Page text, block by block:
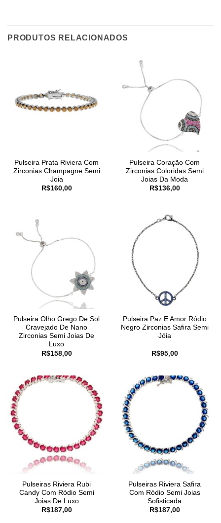
PRODUTOS RELACIONADOS
Pulseira Prata Riviera Com
Zirconias Champagne Semi
Joia
R$160,00
Pulseira Coração Com
Zirconias Coloridas Semi
Joias Da Moda
R$136,00
Pulseira Olho Grego De Sol
Cravejado De Nano
Zirconias Semi Joias De
Luxo
R$158,00
Pulseira Paz E Amor Ródio
Negro Zirconias Safira Semi
Jóia
R$95,00
Pulseiras Riviera Rubi
Candy Com Ródio Semi
Joias De Luxo
R$187,00
Pulseiras Riviera Safira
Com Ródio Semi Joias
Sofisticada
R$187,00